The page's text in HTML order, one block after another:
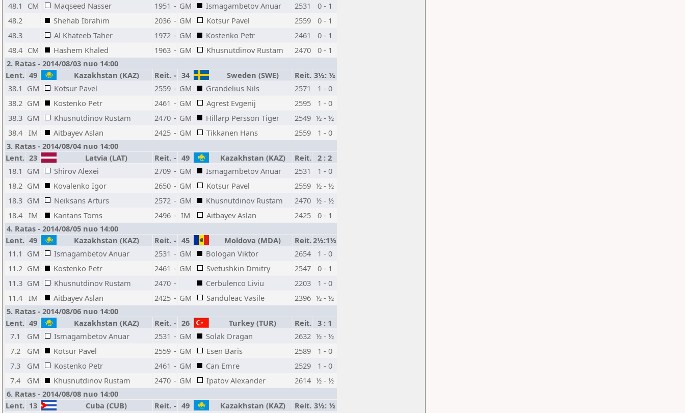
48.1
CM Maqseed Nasser 1951 - GM Ismagambetov Anuar 2531
0 - 1
48.2
Shehab Ibrahim 2036 - GM Kotsur Pavel 2559
0 - 1
48.3
Al Khateeb Taher 1972 - GM Kostenko Petr 2461
0 - 1
48.4 CM Hashem Khaled 1963 - GM Khusnutdinov Rustam 2470
0 - 1
2. Ratas - 2014/08/03 nuo 14:00
Lent. 49 Kazakhstan (KAZ) Reit. - 34 Sweden (SWE) Reit. 3½: ½
38.1 GM Kotsur Pavel 2559 - GM Grandelius Nils 2571
1 - 0
38.2 GM Kostenko Petr 2461 - GM Agrest Evgenij 2595
1 - 0
38.3 GM Khusnutdinov Rustam 2470 - GM Hillarp Persson Tiger 2549 ½ - ½
38.4 IM Aitbayev Aslan 2425 - GM Tikkanen Hans 2559
1 - 0
3. Ratas - 2014/08/04 nuo 14:00
Lent. 23 Latvia (LAT) Reit. - 49 Kazakhstan (KAZ) Reit. 2 : 2
18.1 GM Shirov Alexei 2709 - GM Ismagambetov Anuar 2531
1 - 0
18.2 GM Kovalenko Igor 2650 - GM Kotsur Pavel 2559 ½ - ½
18.3 GM Neiksans Arturs 2572 - GM Khusnutdinov Rustam 2470 ½ - ½
18.4 IM Kantans Toms 2496 - IM Aitbayev Aslan 2425
0 - 1
4. Ratas - 2014/08/05 nuo 14:00
Lent. 49 Kazakhstan (KAZ) Reit. - 45 Moldova (MDA) Reit.2½:1½
11.1 GM Ismagambetov Anuar 2531 - GM Bologan Viktor 2654
1 - 0
11.2 GM Kostenko Petr 2461 - GM Svetushkin Dmitry 2547
0 - 1
11.3 GM Khusnutdinov Rustam 2470 - Cerbulenco Liviu 2203
1 - 0
11.4 IM Aitbayev Aslan 2425 - GM Sanduleac Vasile 2396 ½ - ½
5. Ratas - 2014/08/06 nuo 14:00
Lent. 49 Kazakhstan (KAZ) Reit. - 26 Turkey (TUR) Reit. 3 : 1
7.1
GM Ismagambetov Anuar 2531 - GM Solak Dragan 2632 ½ - ½
7.2
GM Kotsur Pavel 2559 - GM Esen Baris 2589
1 - 0
7.3
GM Kostenko Petr 2461 - GM Can Emre 2529
1 - 0
7.4
GM Khusnutdinov Rustam 2470 - GM Ipatov Alexander 2614 ½ - ½
6. Ratas - 2014/08/08 nuo 14:00
Lent. 13 Cuba (CUB) Reit. - 49 Kazakhstan (KAZ) Reit. 3½: ½